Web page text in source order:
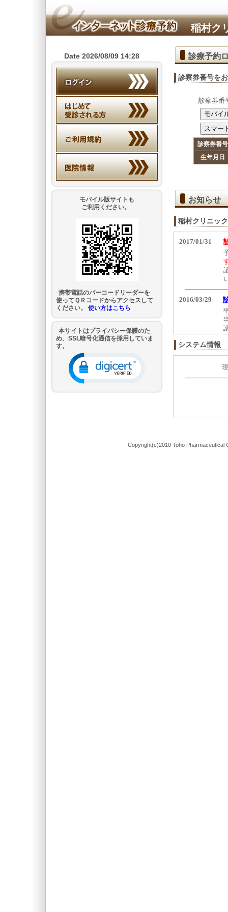
稲村ク
診療予約
診察券番号を
診察券番
診察券番号
生年月日
お知らせ
稲村クリニッ
システム情報
Date 2026/08/09 14:28
モバイル版サイトも
ご利用ください。
携帯電話のバーコードリーダーを
使ってＱＲコードからアクセスして
ください。 使い方はこちら
本サイトはプライバシー保護のた
め、SSL暗号化通信を採用していま
す。
Copyright(c)2010 Toho Pharmaceutical